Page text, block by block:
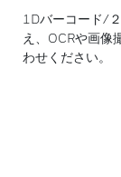
1Dバーコード/
え、OCRや画像
わせください。